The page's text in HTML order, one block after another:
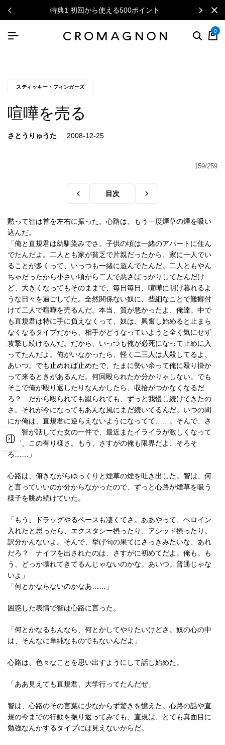
特典1 初回から使える500ポイント
0
スティッキー・フィンガーズ
喧嘩を売る
さとうりゅうた
159/259
目次
黙って智は首を左右に振った。心路は、もう一度煙草の煙を吸い
込んだ。
「俺と直規君は幼馴染みでさ。子供の頃は一緒のアパートに住ん
でたんだよ。二人とも家が貧乏で片親だったから、家に一人でい
ることが多くって、いっつも一緒に遊んでたんだ。二人ともやん
ちゃだったから小さい頃から二人で悪さばっかりしてたんだけ
ど、大きくなってもそのままで、毎日毎日、喧嘩に明け暮れるよ
うな日々を過ごしてた。全然関係ない奴に、些細なことで難癖付
けて二人で喧嘩を売るんだ。本当、質が悪かったよ、俺達。中で
も直規君は特に手に負えなくって、奴は、興奮し始めると止まら
なくなるタイプだから、相手がどうなっていようと全く気にせず
攻撃し続けるんだ。だから、いっつも俺が必死になって止めに入
ってたんだよ。俺がいなかったら、軽く二三人は人殺してるよ、
あいつ。でも止めれば止めたで、たまに勢い余って俺に殴り掛か
って来るときがあるんだ。何回殴られたか分かりゃしない。でも
そこで俺が殴り返したりなんかしたら、収拾がつかなくなるだ
ろ？ だから殴られても蹴られても、ずっと我慢し続けてきたの
さ。それが今になってもあんな風にまだ続いてるんだ。いつの間
にか俺は、直規君に逆らえないようになってて……。そんで、さ
っき智が話してた女の一件で、最近またイライラが激しくなって
きて、この有り様さ。もう、さすがの俺も限界だよ、そろそ
ろ……」
心路は、俯きながらゆっくりと煙草の煙を吐き出した。智は、何
と言っていいのか分からなかったので、ずっと心路が煙草を吸う
様子を眺め続けていた。
「もう、ドラッグやるペースも凄くてさ。ああやって、ヘロイン
入れたと思ったら、エクスタシー摂ったり、アシッド摂ったり。
訳分かんないよ。そんで、挙げ句の果てにさっきみたいな、あれ
だろ？ ナイフを出されたのは、さすがに初めてだよ。俺も。も
う、どっか壊れてきてるんじゃないのかな。あいつ。普通じゃな
いよ」
「何とかならないのかなあ……」
困惑した表情で智は心路に言った。
「何とかなるもんなら、何とかしてやりたいけどさ。奴の心の中
は、そんなに単純なものでもないんだよ」
心路は、色々なことを思い出すようにして話し始めた。
「ああ見えても直規君、大学行ってたんだぜ」
智は、心路のその言葉に少なからず驚きを憶えた。心路の話や直
規の今までの行動を振り返ってみても、直規は、とても真面目に
勉強なんかするタイプには見えないからだ。